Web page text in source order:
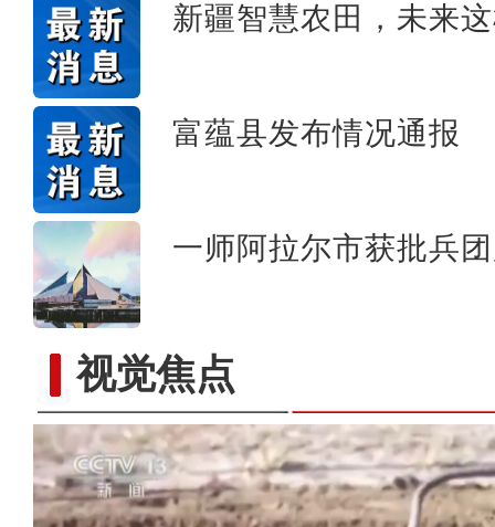
新疆智慧农田，未来
富蕴县发布情况通报
一师阿拉尔市获批兵
视觉焦点